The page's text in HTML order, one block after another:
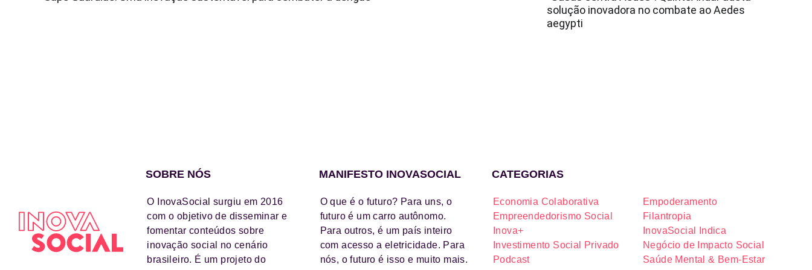
solução inovadora no combate ao Aedes
aegypti
SOBRE NÓS
O InovaSocial surgiu em 2016
com o objetivo de disseminar e
fomentar conteúdos sobre
inovação social no cenário
brasileiro. É um projeto do
MANIFESTO INOVASOCIAL
O que é o futuro? Para uns, o
futuro é um carro autônomo.
Para outros, é um país inteiro
com acesso a eletricidade. Para
nós, o futuro é isso e muito mais.
CATEGORIAS
Economia Colaborativa
Empoderamento
Empreendedorismo Social
Filantropia
Inova+
InovaSocial Indica
Investimento Social Privado
Negócio de Impacto Social
Podcast
Saúde Mental & Bem-Estar